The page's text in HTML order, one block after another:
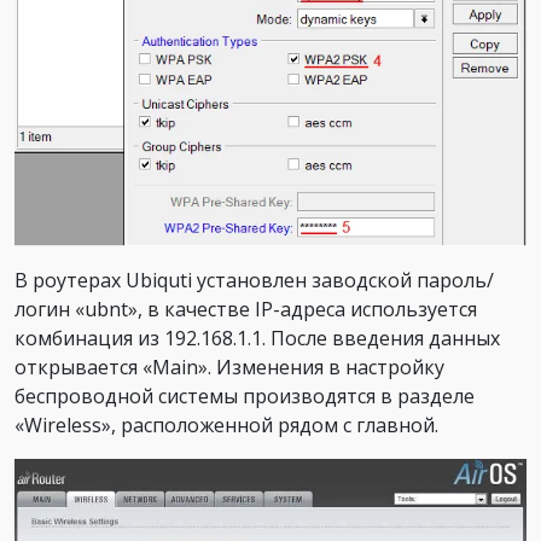
В роутерах Ubiquti установлен заводской пароль/
логин «ubnt», в качестве IP-адреса используется
комбинация из 192.168.1.1. После введения данных
открывается «Main». Изменения в настройку
беспроводной системы производятся в разделе
«Wireless», расположенной рядом с главной.